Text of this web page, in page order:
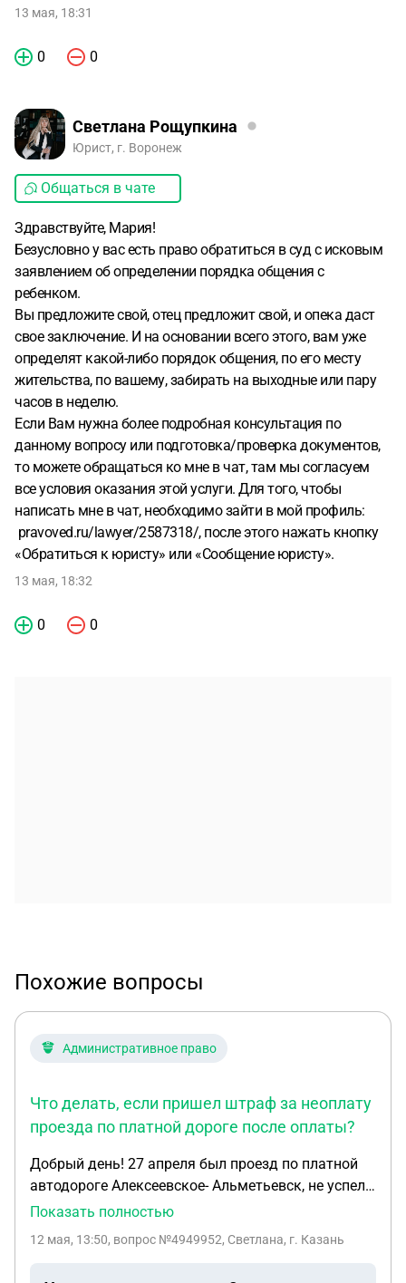
13 мая, 18:31
0 0
Светлана Рощупкина
Юрист, г. Воронеж
Общаться в чате
Здравствуйте, Мария!
Безусловно у вас есть право обратиться в суд с исковым
заявлением об определении порядка общения с
ребенком.
Вы предложите свой, отец предложит свой, и опека даст
свое заключение. И на основании всего этого, вам уже
определят какой-либо порядок общения, по его месту
жительства, по вашему, забирать на выходные или пару
часов в неделю.
Если Вам нужна более подробная консультация по
данному вопросу или подготовка/проверка документов,
то можете обращаться ко мне в чат, там мы согласуем
все условия оказания этой услуги. Для того, чтобы
написать мне в чат, необходимо зайти в мой профиль:
pravoved.ru/lawyer/2587318/, после этого нажать кнопку
«Обратиться к юристу» или «Сообщение юристу».
13 мая, 18:32
0 0
Похожие вопросы
Административное право
Что делать, если пришел штраф за неоплату
проезда по платной дороге после оплаты?
Добрый день! 27 апреля был проезд по платной
автодороге Алексеевское- Альметьевск, не успели
оплатить в течении 5 дней, пришел штраф на гос.
сумма или можно ли подать на апелляцию
Показать полностью
12 мая, 13:50, вопрос №4949952, Светлана, г. Казань